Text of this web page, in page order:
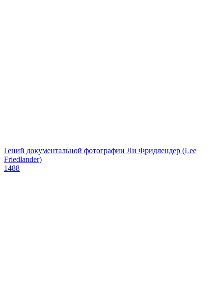
Гений документальной фотографии Ли Фридлендер (Lee
Friedlander)
1488